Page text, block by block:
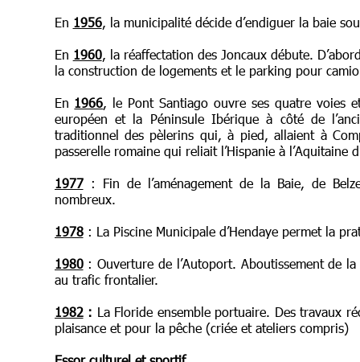
En 1956, la municipalité décide d’endiguer la baie
En 1960, la réaffectation des Joncaux débute.
la construction de logements et le parking pour
En 1966, le Pont Santiago ouvre ses quatre voies
européen et la Péninsule Ibérique à côté de
traditionnel des pèlerins qui, à pied, allaient à
passerelle romaine qui reliait l’Hispanie à l’Aquitaine
1977: Fin de l’aménagement de la Baie, de
nombreux.
1978: La Piscine Municipale d’Hendaye permet la
1980: Ouverture de l’Autoport. Aboutissement de
au trafic frontalier.
1982: La Floride ensemble portuaire. Des travaux
plaisance et pour la pêche (criée et ateliers compris)